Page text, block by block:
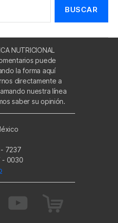
NUTRICIONAL
puede
la forma aquí
directamente a
nuestra línea
saber su opinión.
7237
- 0030